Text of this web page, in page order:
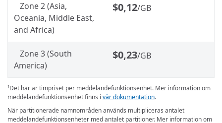
Zone 2 (Asia,
Oceania, Middle East,
and Africa)
$0,12/GB
Zone 3 (South
America)
$0,23/GB
1 Det här är timpriset per meddelandefunktionsenhet. Mer information om
meddelandefunktionsenhet finns i vår dokumentation.
När partitionerade namnområden används multipliceras antalet
meddelandefunktionsenheter med antalet partitioner. Mer information om